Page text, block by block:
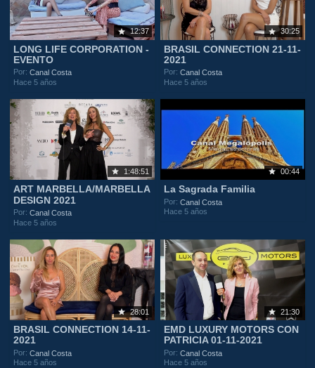
12:37
LONG LIFE CORPORATION -
EVENTO
Por:Canal Costa
Hace 5 años
30:25
BRASIL CONNECTION 21-11-
2021
Por:Canal Costa
Hace 5 años
1:48:51
ART MARBELLA/MARBELLA
DESIGN 2021
Por:Canal Costa
Hace 5 años
00:44
La Sagrada Familia
Por:Canal Costa
Hace 5 años
28:01
BRASIL CONNECTION 14-11-
2021
Por:Canal Costa
Hace 5 años
21:30
EMD LUXURY MOTORS CON
PATRICIA 01-11-2021
Por:Canal Costa
Hace 5 años